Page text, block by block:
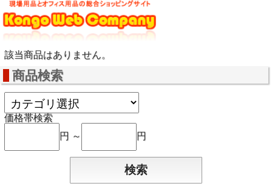
該当商品はありません。
商品検索
価格帯検索
円 ～
円